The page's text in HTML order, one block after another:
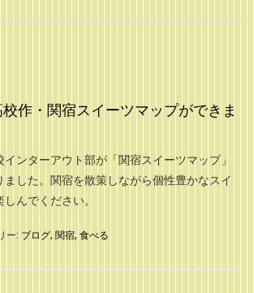
作・関宿スイーツマップができま
インターアウト部が「関宿スイーツマップ」
ました。関宿を散策しながら個性豊かなスイ
しんでください。
ー: ブログ, 関宿, 食べる